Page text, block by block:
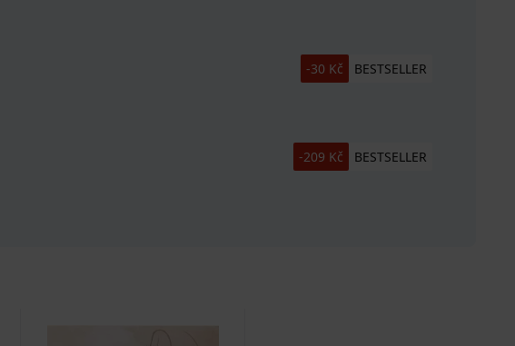
-30 Kč BESTSELLER
-209 Kč BESTSELLER